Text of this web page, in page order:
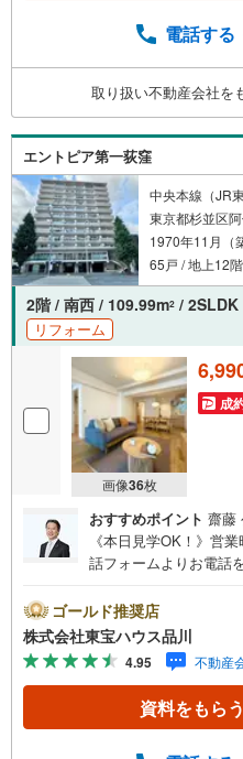
予約をする」ボタンか
のご請求はお気軽にど
時受け付けております
電話する
取り扱い不動産会社を
エントピア第一荻窪
中央本線（JR
東京都杉並区
1970年11月（
65戸 / 地上12階
2階 / 南西 / 109.99m2 / 2SLDK
リフォーム
画像36枚
成
おすすめポイント 齋藤
《本日見学OK！》営
話フォームよりお電話
hoo！ 不動産キャンペ
るとPayPayボーナスラ
物件ご成約キャンペー
らう」「見学予約をす
い。※必ずYahoo！
ayPayボーナスライト
ゴールド推奨店
株式会社東宝ハウス品川
4.95 不動産
資料をもらう